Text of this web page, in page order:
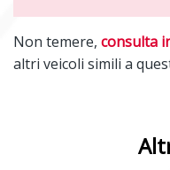
Non temere, consulta
altri veicoli simili a